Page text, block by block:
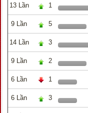
13 Lần 1
9 Lần 5
14 Lần 3
9 Lần 2
6 Lần 1
6 Lần 3